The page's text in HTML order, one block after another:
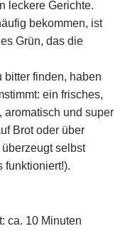
leckere Gerichte.
bekommen, ist
Grün, das die
bitter finden, haben
ein frisches,
aromatisch und super
Brot oder über
selbst
funktioniert!).
ca. 10 Minuten